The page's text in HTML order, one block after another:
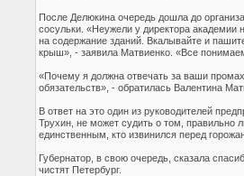
После Делюкина очередь дошла до
сосульки. «Неужели у директора академии
на содержание зданий. Вкалывайте и
крыш», - заявила Матвиенко. «Все
«Почему я должна отвечать за ваши
обязательств», - обратилась Валентина
В ответ на это один из руководителей
Трухин, не может судить о том, правильно
единственным, кто извинился перед
Губернатор, в свою очередь, сказала
чистят Петербург.